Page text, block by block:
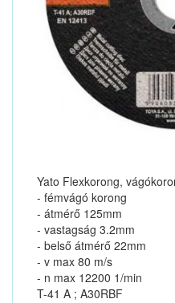
Yato Flexkorong,
- fémvágó korong
- átmérő 125mm
- vastagság 3.2mm
- belső átmérő 22mm
- v max 80 m/s
- n max 12200 1/min
T-41 A ; A30RBF